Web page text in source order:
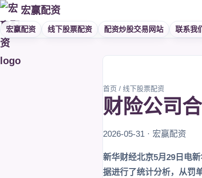
宏赢配资
宏赢配资 线下股票配资 配资炒股交易网站 联系我
首页 / 线下股票配资
财险公司
2026-05-31 · 宏赢配资
新华财经北京5月29日电
据进行了统计分析，从罚